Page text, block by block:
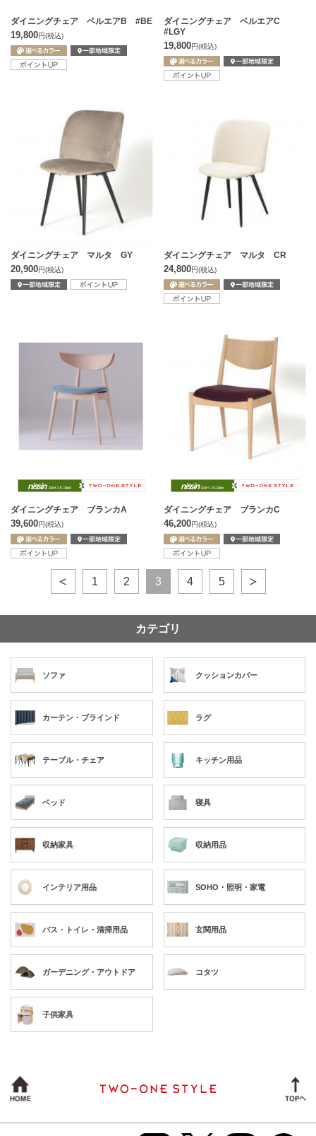
ダイニングチェア ベルエアB #BE
19,800円(税込)
ダイニングチェア ベルエアC
#LGY
19,800円(税込)
ダイニングチェア マルタ GY
20,900円(税込)
ダイニングチェア マルタ CR
24,800円(税込)
ダイニングチェア ブランカA
39,600円(税込)
ダイニングチェア ブランカC
46,200円(税込)
1 2 3 4 5
カテゴリ
ソファ クッションカバー
カーテン・ブラインド ラグ
テーブル・チェア キッチン用品
ベッド 寝具
収納家具 収納用品
インテリア用品 SOHO・照明・家電
バス・トイレ・清掃用品 玄関用品
ガーデニング・アウトドア コタツ
子供家具